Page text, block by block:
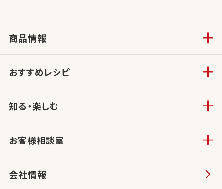
商品情報
おすすめレシピ
知る・楽しむ
お客様相談室
会社情報